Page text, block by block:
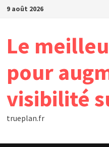
Passer
9 août 2026
Le
pour
visibilité
trueplan.fr